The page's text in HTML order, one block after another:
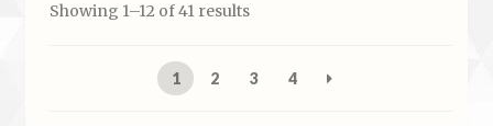
Showing 1–12 of 41 results
1 2 3 4